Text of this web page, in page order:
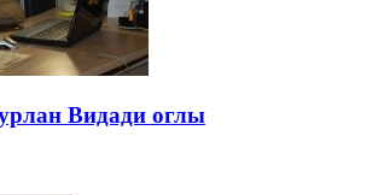
Видади оглы